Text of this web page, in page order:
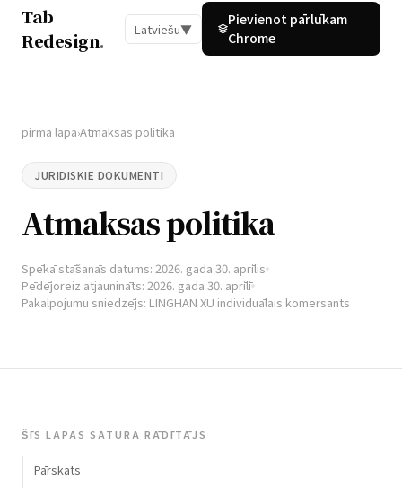
Tab
Redesign. Latviešu▼
Pievienot pārlūkam
Chrome
pirmā lapa›Atmaksas politika
JURIDISKIE DOKUMENTI
Atmaksas politika
Spēkā stāšanās datums: 2026. gada 30. aprīlis
Pēdējoreiz atjaunināts: 2026. gada 30. aprīlī
Pakalpojumu sniedzējs: LINGHAN XU individuālais komersants
ŠĪS LAPAS SATURA RĀDĪTĀJS
Pārskats